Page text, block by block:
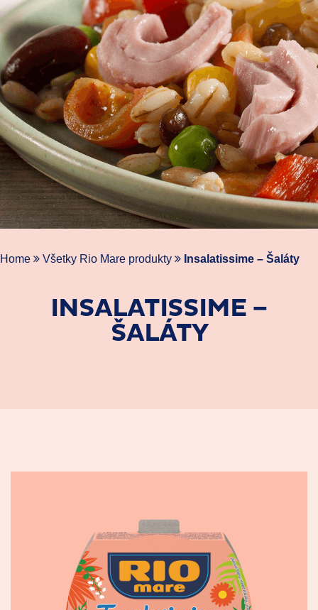
Home Všetky Rio Mare produkty Insalatissime – Šaláty
INSALATISSIME –
ŠALÁTY